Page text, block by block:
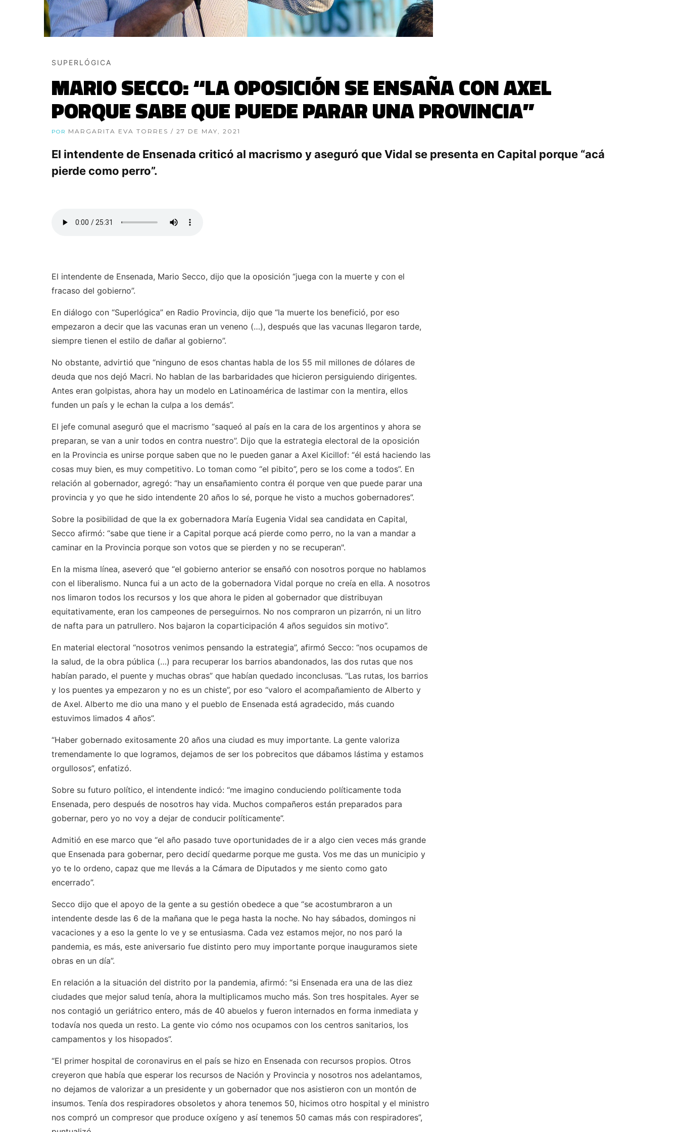
SUPERLÓGICA
MARIO SECCO: “LA OPOSICIÓN SE ENSAÑA CON AXEL
PORQUE SABE QUE PUEDE PARAR UNA PROVINCIA”
POR MARGARITA EVA TORRES / 27 DE MAY, 2021
El intendente de Ensenada criticó al macrismo y aseguró que Vidal se presenta en Capital porque “acá
pierde como perro”.
El intendente de Ensenada, Mario Secco, dijo que la oposición “juega con la muerte y con el
fracaso del gobierno”.
En diálogo con “Superlógica” en Radio Provincia, dijo que “la muerte los benefició, por eso
empezaron a decir que las vacunas eran un veneno (…), después que las vacunas llegaron tarde,
siempre tienen el estilo de dañar al gobierno”.
No obstante, advirtió que “ninguno de esos chantas habla de los 55 mil millones de dólares de
deuda que nos dejó Macri. No hablan de las barbaridades que hicieron persiguiendo dirigentes.
Antes eran golpistas, ahora hay un modelo en Latinoamérica de lastimar con la mentira, ellos
funden un país y le echan la culpa a los demás”.
El jefe comunal aseguró que el macrismo “saqueó al país en la cara de los argentinos y ahora se
preparan, se van a unir todos en contra nuestro”. Dijo que la estrategia electoral de la oposición
en la Provincia es unirse porque saben que no le pueden ganar a Axel Kicillof: “él está haciendo las
cosas muy bien, es muy competitivo. Lo toman como “el pibito”, pero se los come a todos”. En
relación al gobernador, agregó: “hay un ensañamiento contra él porque ven que puede parar una
provincia y yo que he sido intendente 20 años lo sé, porque he visto a muchos gobernadores”.
Sobre la posibilidad de que la ex gobernadora María Eugenia Vidal sea candidata en Capital,
Secco afirmó: “sabe que tiene ir a Capital porque acá pierde como perro, no la van a mandar a
caminar en la Provincia porque son votos que se pierden y no se recuperan".
En la misma línea, aseveró que “el gobierno anterior se ensañó con nosotros porque no hablamos
con el liberalismo. Nunca fui a un acto de la gobernadora Vidal porque no creía en ella. A nosotros
nos limaron todos los recursos y los que ahora le piden al gobernador que distribuyan
equitativamente, eran los campeones de perseguirnos. No nos compraron un pizarrón, ni un litro
de nafta para un patrullero. Nos bajaron la coparticipación 4 años seguidos sin motivo”.
En material electoral “nosotros venimos pensando la estrategia”, afirmó Secco: “nos ocupamos de
la salud, de la obra pública (…) para recuperar los barrios abandonados, las dos rutas que nos
habían parado, el puente y muchas obras” que habían quedado inconclusas. “Las rutas, los barrios
y los puentes ya empezaron y no es un chiste”, por eso “valoro el acompañamiento de Alberto y
de Axel. Alberto me dio una mano y el pueblo de Ensenada está agradecido, más cuando
estuvimos limados 4 años”.
“Haber gobernado exitosamente 20 años una ciudad es muy importante. La gente valoriza
tremendamente lo que logramos, dejamos de ser los pobrecitos que dábamos lástima y estamos
orgullosos”, enfatizó.
Sobre su futuro político, el intendente indicó: “me imagino conduciendo políticamente toda
Ensenada, pero después de nosotros hay vida. Muchos compañeros están preparados para
gobernar, pero yo no voy a dejar de conducir políticamente”.
Admitió en ese marco que “el año pasado tuve oportunidades de ir a algo cien veces más grande
que Ensenada para gobernar, pero decidí quedarme porque me gusta. Vos me das un municipio y
yo te lo ordeno, capaz que me llevás a la Cámara de Diputados y me siento como gato
encerrado”.
Secco dijo que el apoyo de la gente a su gestión obedece a que “se acostumbraron a un
intendente desde las 6 de la mañana que le pega hasta la noche. No hay sábados, domingos ni
vacaciones y a eso la gente lo ve y se entusiasma. Cada vez estamos mejor, no nos paró la
pandemia, es más, este aniversario fue distinto pero muy importante porque inauguramos siete
obras en un día”.
En relación a la situación del distrito por la pandemia, afirmó: “si Ensenada era una de las diez
ciudades que mejor salud tenía, ahora la multiplicamos mucho más. Son tres hospitales. Ayer se
nos contagió un geriátrico entero, más de 40 abuelos y fueron internados en forma inmediata y
todavía nos queda un resto. La gente vio cómo nos ocupamos con los centros sanitarios, los
campamentos y los hisopados”.
“El primer hospital de coronavirus en el país se hizo en Ensenada con recursos propios. Otros
creyeron que había que esperar los recursos de Nación y Provincia y nosotros nos adelantamos,
no dejamos de valorizar a un presidente y un gobernador que nos asistieron con un montón de
insumos. Tenía dos respiradores obsoletos y ahora tenemos 50, hicimos otro hospital y el ministro
nos compró un compresor que produce oxígeno y así tenemos 50 camas más con respiradores”,